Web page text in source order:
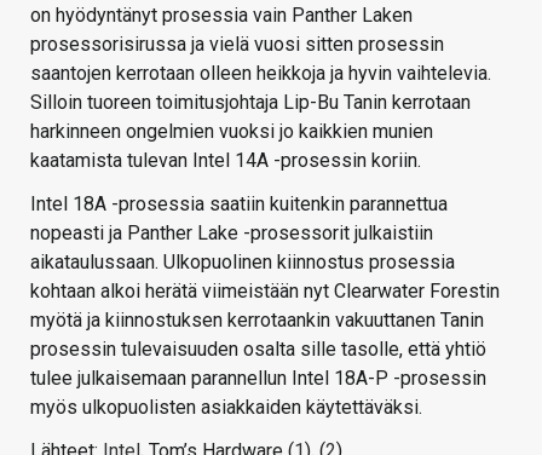
on hyödyntänyt prosessia vain Panther Laken
prosessorisirussa ja vielä vuosi sitten prosessin
saantojen kerrotaan olleen heikkoja ja hyvin vaihtelevia.
Silloin tuoreen toimitusjohtaja Lip-Bu Tanin kerrotaan
harkinneen ongelmien vuoksi jo kaikkien munien
kaatamista tulevan Intel 14A -prosessin koriin.
Intel 18A -prosessia saatiin kuitenkin parannettua
nopeasti ja Panther Lake -prosessorit julkaistiin
aikataulussaan. Ulkopuolinen kiinnostus prosessia
kohtaan alkoi herätä viimeistään nyt Clearwater Forestin
myötä ja kiinnostuksen kerrotaankin vakuuttanen Tanin
prosessin tulevaisuuden osalta sille tasolle, että yhtiö
tulee julkaisemaan parannellun Intel 18A-P -prosessin
myös ulkopuolisten asiakkaiden käytettäväksi.